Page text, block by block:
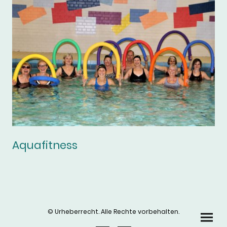
Aquafitness
© Urheberrecht. Alle Rechte vorbehalten.